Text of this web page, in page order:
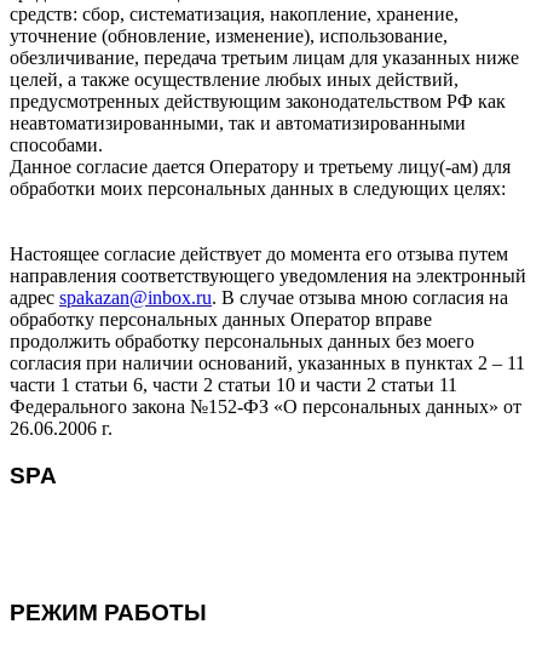
средств: сбор, систематизация, накопление, хранение,
уточнение (обновление, изменение), использование,
обезличивание, передача третьим лицам для указанных ниже
целей, а также осуществление любых иных действий,
предусмотренных действующим законодательством РФ как
неавтоматизированными, так и автоматизированными
способами.
Данное согласие дается Оператору и третьему лицу(-ам) для
обработки моих персональных данных в следующих целях:
Настоящее согласие действует до момента его отзыва путем
направления соответствующего уведомления на электронный
адрес spakazan@inbox.ru. В случае отзыва мною согласия на
обработку персональных данных Оператор вправе
продолжить обработку персональных данных без моего
согласия при наличии оснований, указанных в пунктах 2 – 11
части 1 статьи 6, части 2 статьи 10 и части 2 статьи 11
Федерального закона №152-ФЗ «О персональных данных» от
26.06.2006 г.
SPA
РЕЖИМ РАБОТЫ